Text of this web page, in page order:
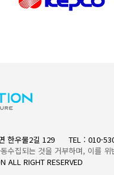
한우물2길 129
TEL : 010-
수집되는 것을 거부하며, 이를
ALL RIGHT RESERVED